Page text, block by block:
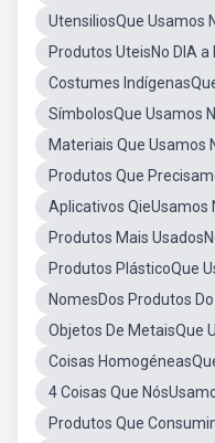
UtensiliosQue Usamos
Produtos UteisNo DIA a
Costumes
SímbolosQue Usamos
Materiais Que Usamos
Produtos Que
Aplicativos QieUsamos
Produtos Mais
Produtos PlásticoQue
NomesDos Produtos Do
Objetos De MetaisQue
Coisas
4 Coisas Que
Produtos Que